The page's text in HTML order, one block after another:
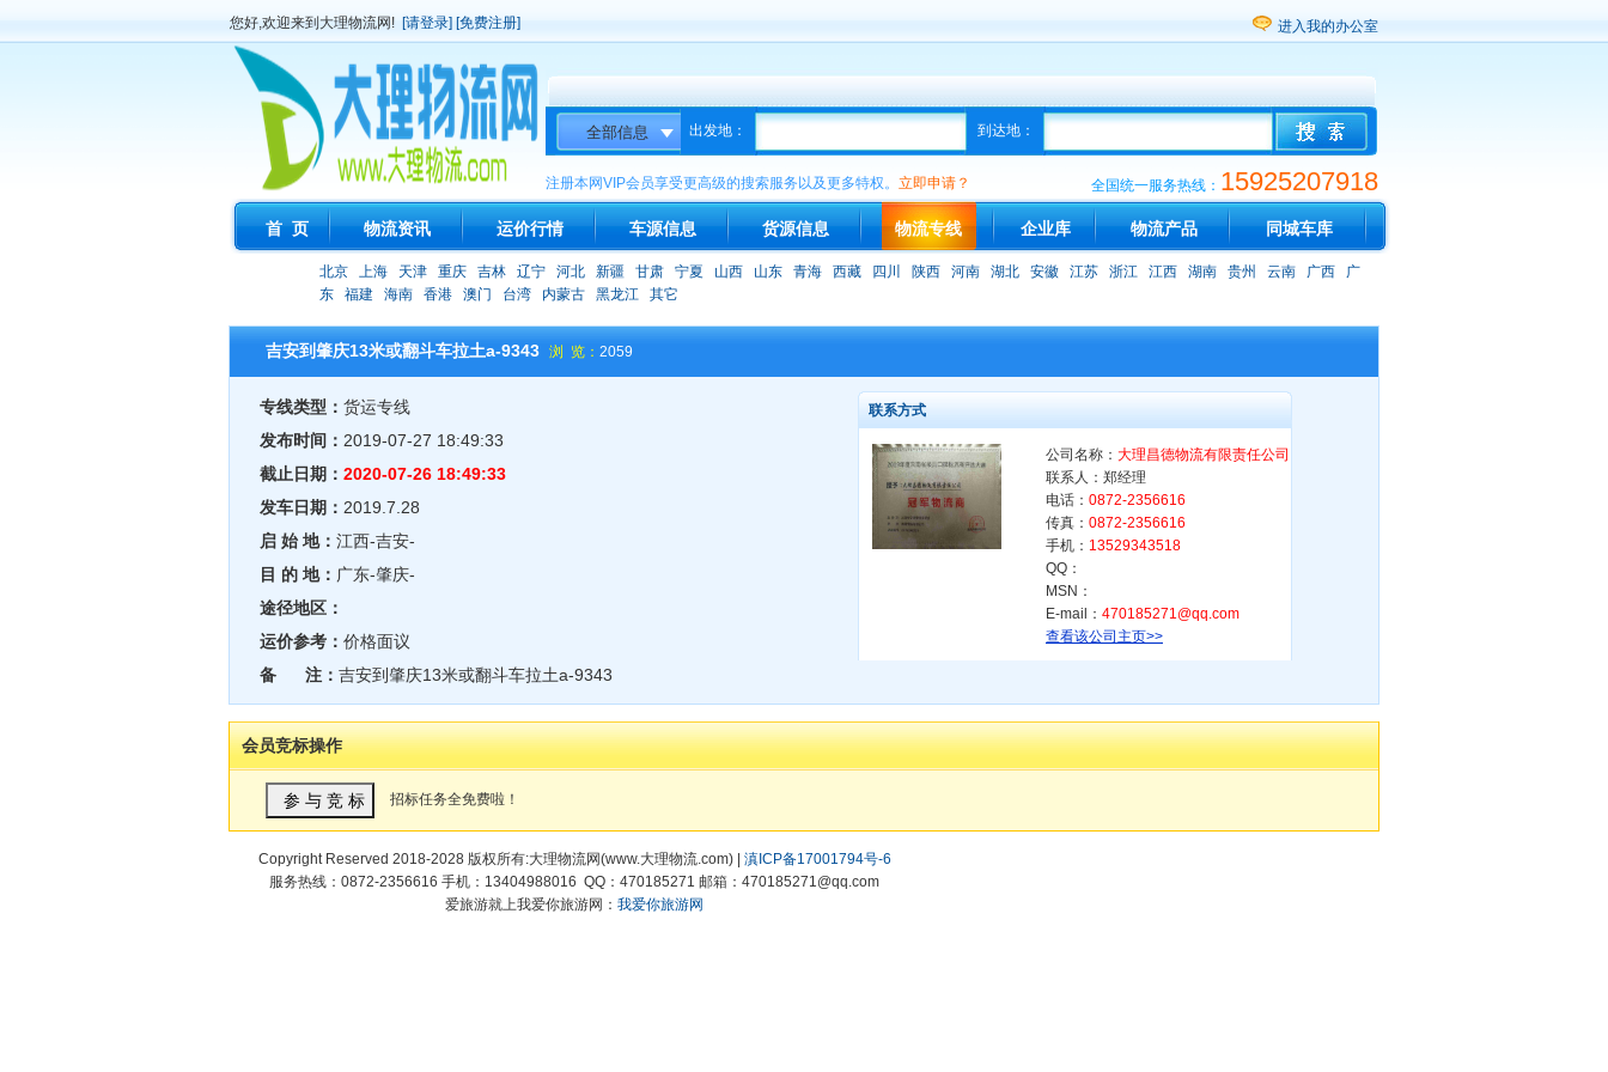
您好,欢迎来到大理物流网! [请登录] [免费注册] 进入我的办公室
出发地： 到达地：
注册本网VIP会员享受更高级的搜索服务以及更多特权。 立即申请？ 全国统一服务热线： 15925207918
首 页 物流资讯 运价行情 车源信息 货源信息 物流专线 企业库 物流产品 同城车库
北京 上海 天津 重庆 吉林 辽宁 河北 新疆 甘肃 宁夏 山西 山东 青海 西藏 四川 陕西 河南 湖北 安徽 江苏 浙江 江西 湖南 贵州 云南 广西
广
东
福建 海南 香港 澳门 台湾 内蒙古 黑龙江 其它
吉安到肇庆13米或翻斗车拉土a-9343 浏 览： 2059
专线类型： 货运专线
发布时间： 2019-07-27 18:49:33
截止日期： 2020-07-26 18:49:33
发车日期： 2019.7.28
启 始 地： 江西-吉安-
目 的 地： 广东-肇庆-
途径地区：
运价参考： 价格面议
备 注： 吉安到肇庆13米或翻斗车拉土a-9343
联系方式
公司名称： 大理昌德物流有限责任公司
联系人：郑经理
电话： 0872-2356616
传真： 0872-2356616
手机： 13529343518
QQ：
MSN：
E-mail： 470185271@qq.com
查看该公司主页>>
会员竞标操作
招标任务全免费啦！
Copyright Reserved 2018-2028 版权所有:大理物流网(www.大理物流.com) | 滇ICP备17001794号-6
服务热线：0872-2356616 手机：13404988016 QQ：470185271 邮箱：470185271@qq.com
爱旅游就上我爱你旅游网： 我爱你旅游网